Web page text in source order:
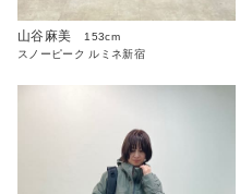
山谷麻美
153cm
スノーピーク ルミネ新宿